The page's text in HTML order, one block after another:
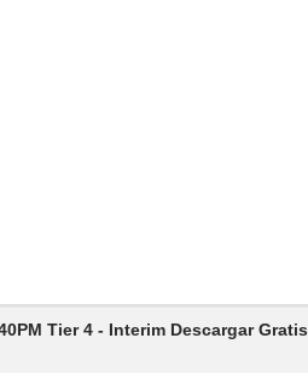
Tier 4 - Interim Descargar Gratis